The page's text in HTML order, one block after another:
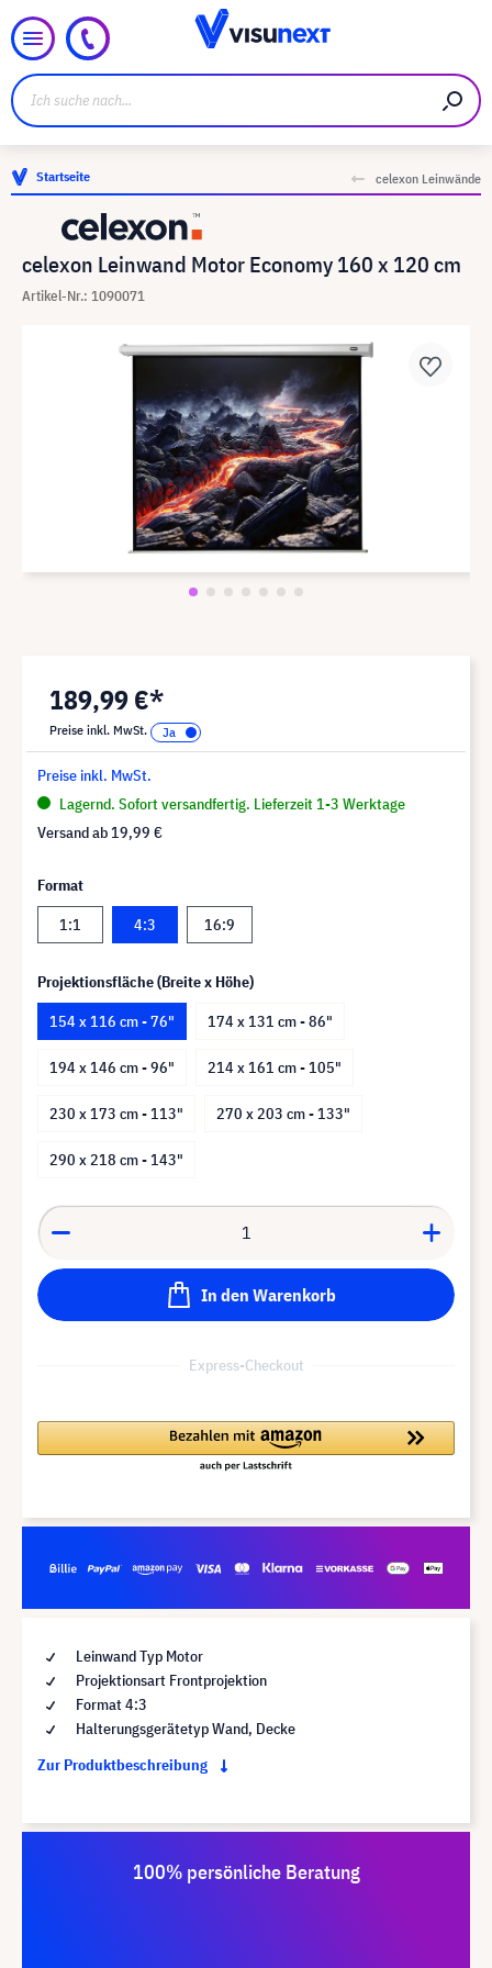
Startseite celexon Leinwände
celexon Leinwand Motor Economy 160 x 120 cm
Artikel-Nr.: 1090071
189,99 €*
Preise inkl. MwSt.
Preise inkl. MwSt.
Lagernd. Sofort versandfertig. Lieferzeit 1-3 Werktage
Versand ab 19,99 €
Format
1:1
4:3 16:9
Projektionsfläche (Breite x Höhe)
154 x 116 cm - 76"
174 x 131 cm - 86"
194 x 146 cm - 96" 214 x 161 cm - 105"
230 x 173 cm - 113" 270 x 203 cm - 133"
290 x 218 cm - 143"
In den Warenkorb
Express-Checkout
Leinwand Typ Motor
Projektionsart Frontprojektion
Format 4:3
Halterungsgerätetyp Wand, Decke
Zur Produktbeschreibung
100% persönliche Beratung